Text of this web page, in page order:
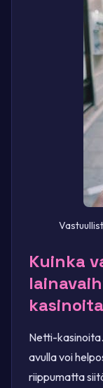
Kuinka
Netti-
avulla voi
riippumatta